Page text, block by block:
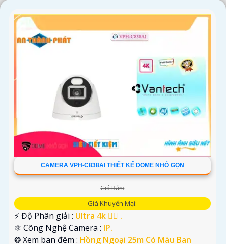
CAMERA VPH-C838AI THIẾT KẾ DOME NHỎ GỌN
Giá Bán:
Giá Khuyến Mại:
️⚡ Độ Phân giải : Ultra 4k 👍🏾 .
⚛️ Công Nghệ Camera : IP.
❂ Xem ban đêm : Hồng Ngoại 25m Có Màu Ban